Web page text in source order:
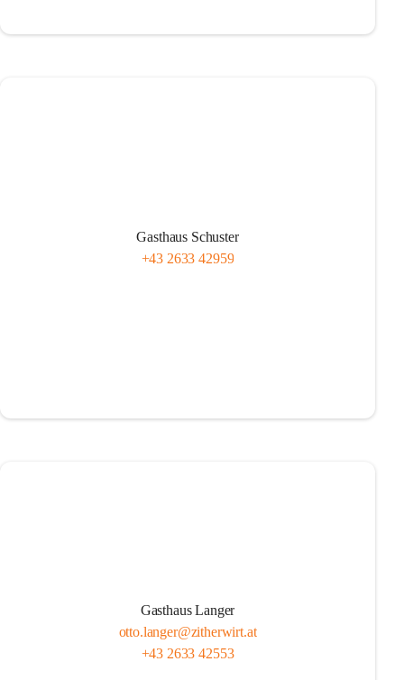
Gasthaus Schuster
+43 2633 42959
Gasthaus Langer
otto.langer@zitherwirt.at
+43 2633 42553